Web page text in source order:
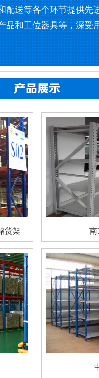
配送等各个环节提供先
品和工位器具等，深受
货架 南